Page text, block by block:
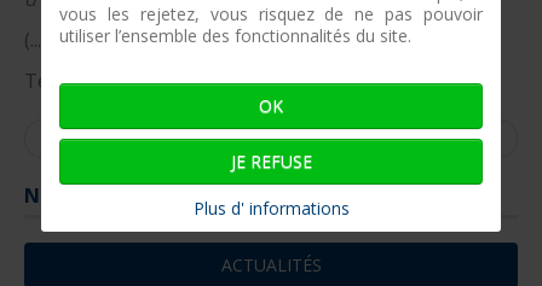
(...)
Texte : Alain REGNAULT, 1983.
Précédent Suivant
Naviguer
ACTUALITÉS
vous les rejetez, vous risquez de ne pas pouvoir
utiliser l’ensemble des fonctionnalités du site.
OK
JE REFUSE
Plus d' informations